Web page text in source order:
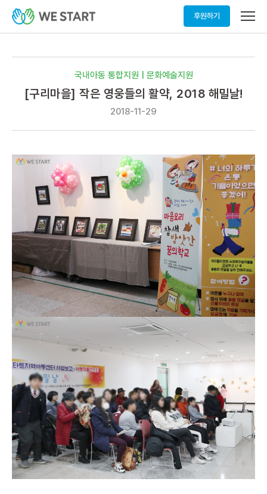
후원하기
메
열
국내아동 통합지원 | 문화예술지원
[구리마을] 작은 영웅들의 활약, 2018 해밀날!
2018-11-29